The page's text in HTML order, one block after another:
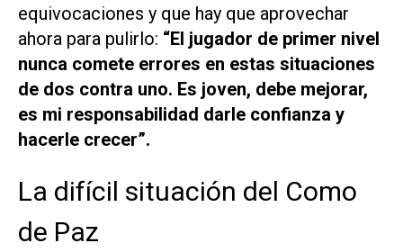
equivocaciones y que hay que aprovechar
ahora para pulirlo: “El jugador de primer nivel
nunca comete errores en estas situaciones
de dos contra uno. Es joven, debe mejorar,
es mi responsabilidad darle confianza y
hacerle crecer”.
La difícil situación del Como
de Paz